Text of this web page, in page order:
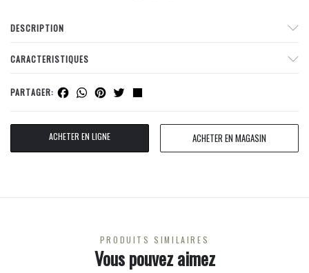
DESCRIPTION
CARACTERISTIQUES
PARTAGER: Facebook
WhatsApp
Pinterest
Twitter
ACHETER EN LIGNE ACHETER EN MAGASIN
PRODUITS SIMILAIRES
Vous pouvez aimez